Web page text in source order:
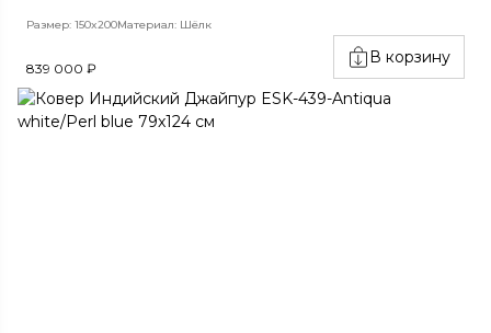
Размер: 150x200Материал: Шёлк
839 000 ₽
В корзину